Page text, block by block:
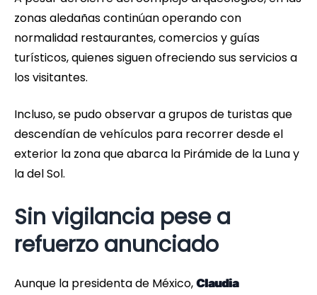
zonas aledañas continúan operando con
normalidad restaurantes, comercios y guías
turísticos, quienes siguen ofreciendo sus servicios a
los visitantes.
Incluso, se pudo observar a grupos de turistas que
descendían de vehículos para recorrer desde el
exterior la zona que abarca la Pirámide de la Luna y
la del Sol.
Sin vigilancia pese a
refuerzo anunciado
Aunque la presidenta de México, Claudia